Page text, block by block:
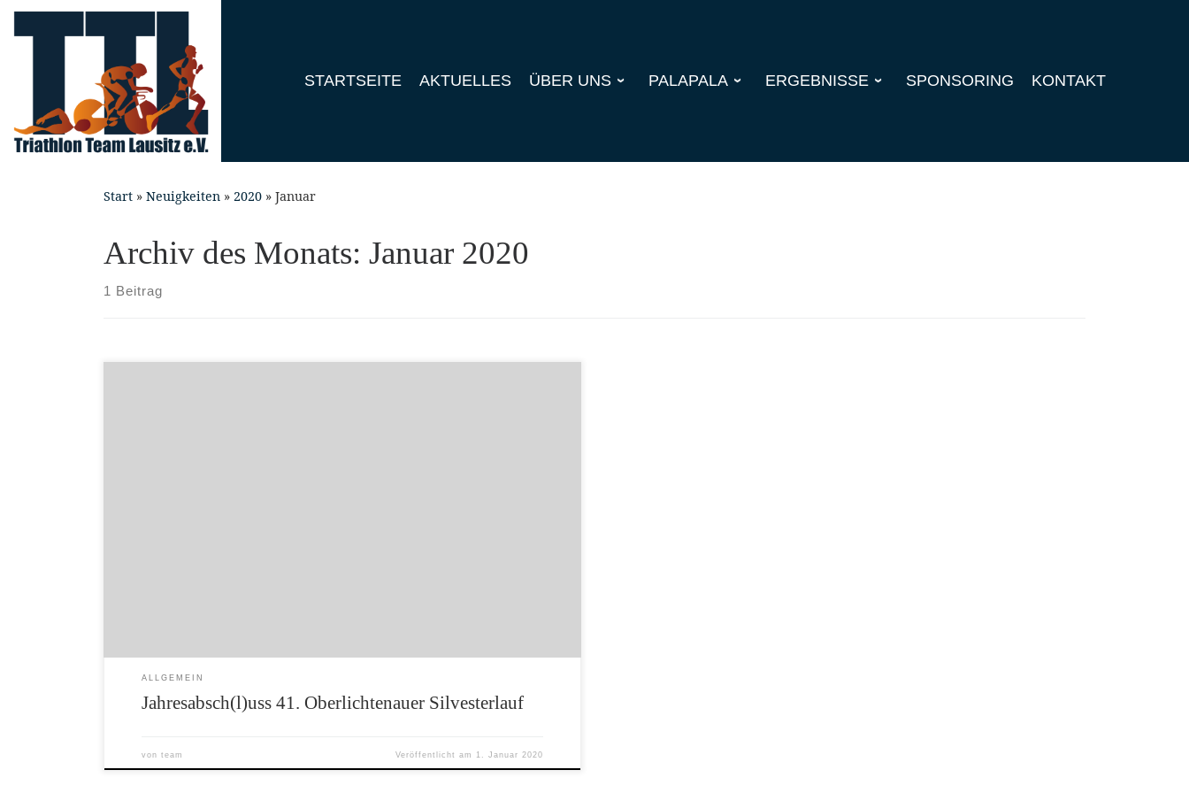
Skip
STARTSEITE
AKTUELLES ÜBER UNS PALAPALA ERGEBNISSE SPONSORING KONTAKT
Start » Neuigkeiten » 2020 » Januar
Archiv des Monats: Januar 2020
1 Beitrag
ALLGEMEIN
Jahresabsch(l)uss 41. Oberlichtenauer Silvesterlauf
von team Veröffentlicht am 1. Januar 2020